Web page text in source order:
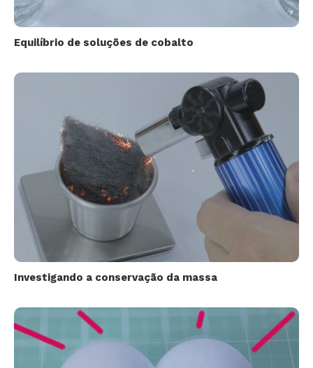
Equilíbrio de soluções de cobalto
Investigando a conservação da massa